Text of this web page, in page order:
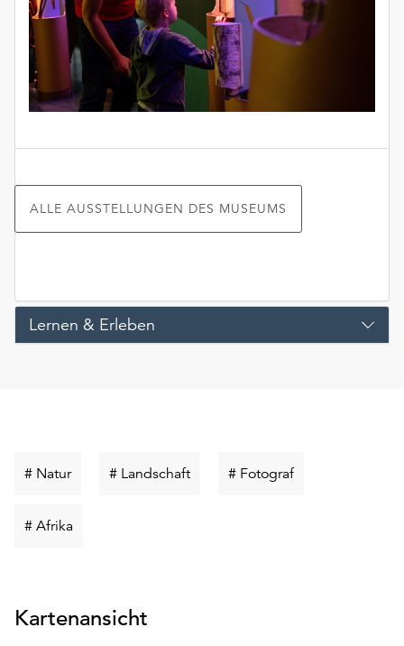
ALLE AUSSTELLUNGEN DES MUSEUMS
Lernen & Erleben
# NaturSchlüsselwort
# LandschaftSchlüsselwort
# FotografSchlüsselwort
# Afrika
Kartenansicht